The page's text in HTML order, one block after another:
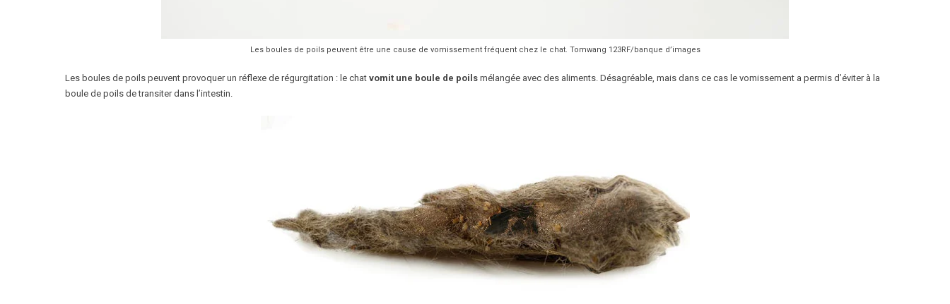
Les boules de poils peuvent être une cause de vomissement fréquent chez le chat. Tomwang 123RF/banque d’images
Les boules de poils peuvent provoquer un réflexe de régurgitation : le chat vomit une boule de poils mélangée avec des aliments. Désagréable, mais dans ce cas le vomissement a permis d’éviter à la
boule de poils de transiter dans l’intestin.